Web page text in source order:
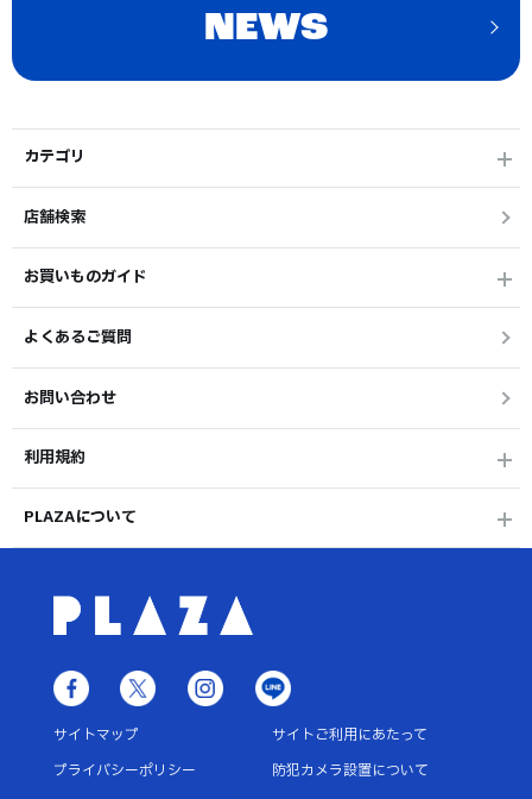
NEWS
カテゴリ
店舗検索
お買いものガイド
よくあるご質問
お問い合わせ
利用規約
PLAZAについて
サイトマップ
サイトご利用にあたって
プライバシーポリシー
防犯カメラ設置について